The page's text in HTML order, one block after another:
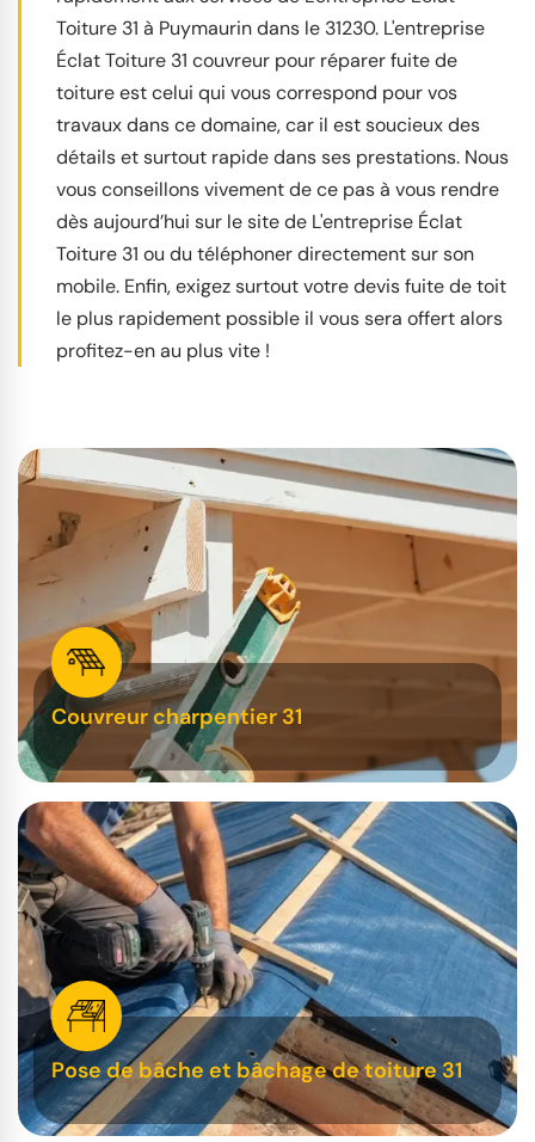
Toiture 31 à Puymaurin dans le 31230. L'entreprise
Éclat Toiture 31 couvreur pour réparer fuite de
toiture est celui qui vous correspond pour vos
travaux dans ce domaine, car il est soucieux des
détails et surtout rapide dans ses prestations. Nous
vous conseillons vivement de ce pas à vous rendre
dès aujourd’hui sur le site de L'entreprise Éclat
Toiture 31 ou du téléphoner directement sur son
mobile. Enfin, exigez surtout votre devis fuite de toit
le plus rapidement possible il vous sera offert alors
profitez-en au plus vite !
Couvreur charpentier 31
Pose de bâche et bâchage de toiture 31